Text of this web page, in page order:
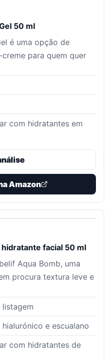
50 ml
é uma opção de
para quem quer
com hidratantes em
Amazon
facial 50 ml
Aqua Bomb, uma
procura textura leve e
listagem
e escualano
com hidratantes de